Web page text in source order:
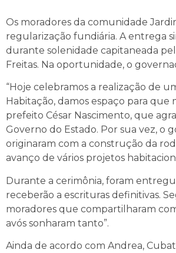
Os moradores da comunidade
regularização fundiária. A entrega
durante solenidade capitaneada
Freitas. Na oportunidade, o
“Hoje celebramos a realização de
Habitação, damos espaço para
prefeito César Nascimento, que
Governo do Estado. Por sua vez, o
originaram com a construção da
avanço de vários projetos
Durante a cerimônia, foram
receberão a escrituras definitivas.
moradores que compartilharam
avós sonharam tanto”.
Ainda de acordo com Andrea,